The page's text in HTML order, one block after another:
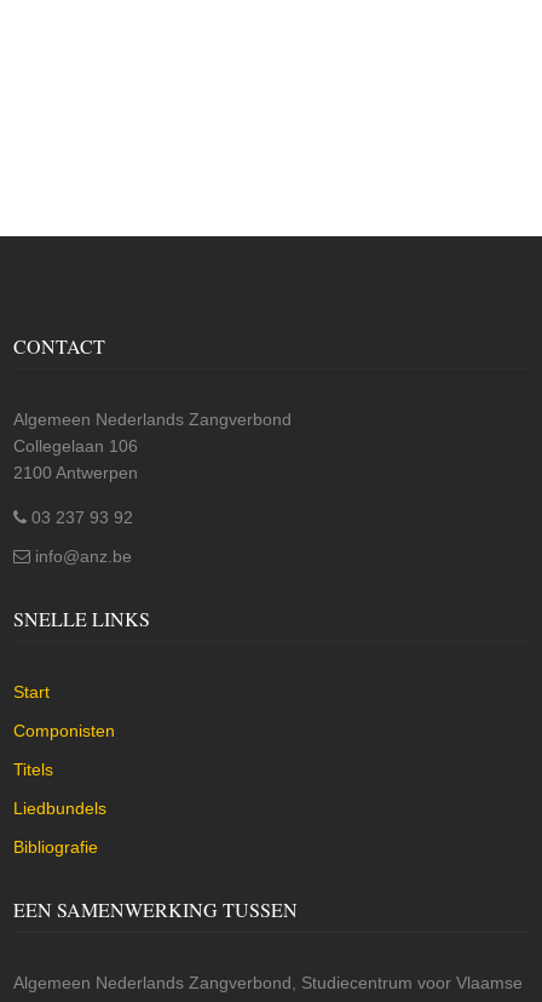
CONTACT
Algemeen Nederlands Zangverbond
Collegelaan 106
2100 Antwerpen
03 237 93 92
info@anz.be
SNELLE LINKS
Start
Componisten
Titels
Liedbundels
Bibliografie
EEN SAMENWERKING TUSSEN
Algemeen Nederlands Zangverbond, Studiecentrum voor Vlaamse